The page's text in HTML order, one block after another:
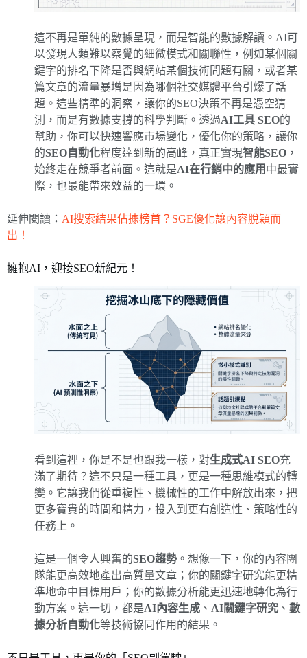
這不再是單純的數據呈現，而是智能的數據解讀。AI可
以發現人類難以察覺的細微模式和關聯性，例如某個關
鍵字的排名下降是否與網站某個技術問題有關，或者某
篇文章的流量暴增是因為哪個社交媒體平台引爆了話
題。這些精準的洞察，讓你的SEO決策不再是憑空猜
測，而是有數據支撐的科學判斷。透過AI工具 SEO的
幫助，你可以快速響應市場變化，優化你的策略，讓你
的SEO自動化程度達到新的高峰，真正實現智能SEO ，
始終走在競爭者前面。這就是AI在行銷中的應用 中最實
際，也最能帶來效益的一環。
延伸閱讀： AI搜索結果佔據榜首？SGE優化讓內容脫穎而
出！
擁抱AI，迎接SEO新紀元！
看到這裡，你是不是也跟我一樣，對生成式AI SEO充
滿了期待？這不只是一種工具，更是一種思維模式的轉
變。它讓我們從重複性、機械性的工作中解放出來，把
更多寶貴的時間和精力，投入到更有創造性、策略性的
任務上。
這是一個令人興奮的SEO趨勢。想像一下，你的內容團
隊能更高效地產出高質量文章；你的關鍵字研究能更精
準地命中目標用戶；你的數據分析能更迅速地轉化為行
動方案。這一切，都是AI內容生成 、 AI關鍵字研究 、 數
據分析自動化等技術協同作用的結果。